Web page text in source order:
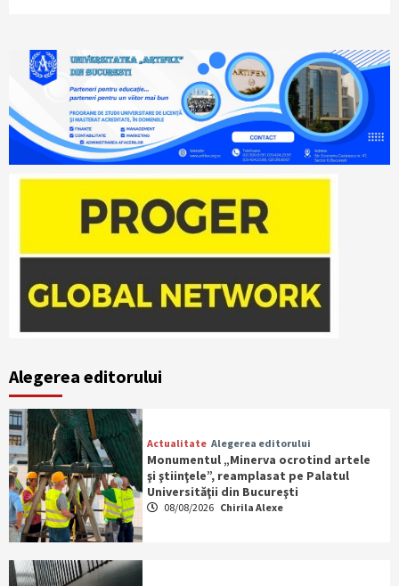
Alegerea editorului
Actualitate Alegerea editorului
Monumentul „Minerva ocrotind artele
şi ştiinţele”, reamplasat pe Palatul
Universităţii din Bucureşti
08/08/2026 Chirila Alexe